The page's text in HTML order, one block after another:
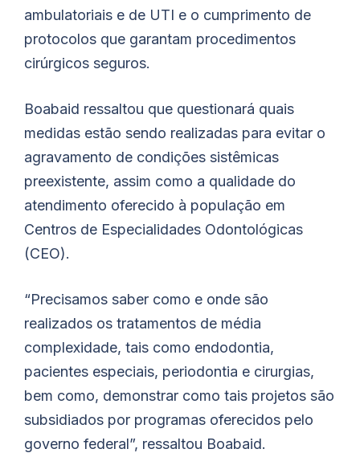
ambulatoriais e de UTI e o cumprimento de
protocolos que garantam procedimentos
cirúrgicos seguros.
Boabaid ressaltou que questionará quais
medidas estão sendo realizadas para evitar o
agravamento de condições sistêmicas
preexistente, assim como a qualidade do
atendimento oferecido à população em
Centros de Especialidades Odontológicas
(CEO).
“Precisamos saber como e onde são
realizados os tratamentos de média
complexidade, tais como endodontia,
pacientes especiais, periodontia e cirurgias,
bem como, demonstrar como tais projetos são
subsidiados por programas oferecidos pelo
governo federal”, ressaltou Boabaid.